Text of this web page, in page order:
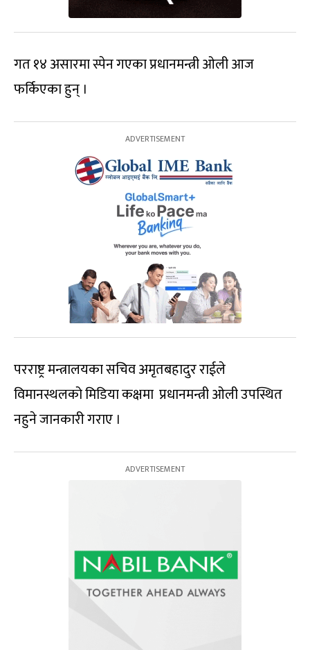
गत १४ असारमा स्पेन गएका प्रधानमन्त्री ओली आज
फर्किएका हुन् ।
परराष्ट्र मन्त्रालयका सचिव अमृतबहादुर राईले
विमानस्थलको मिडिया कक्षमा प्रधानमन्त्री ओली उपस्थित
नहुने जानकारी गराए ।